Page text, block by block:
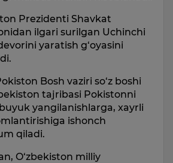
Prezidenti Shavkat
ilgari surilgan Uchinchi
yaratish g‘oyasini
Bosh vaziri so‘z boshi
tajribasi Pokistonni
yangilanishlarga, xayrli
ishonch
qiladi.
O‘zbekiston milliy